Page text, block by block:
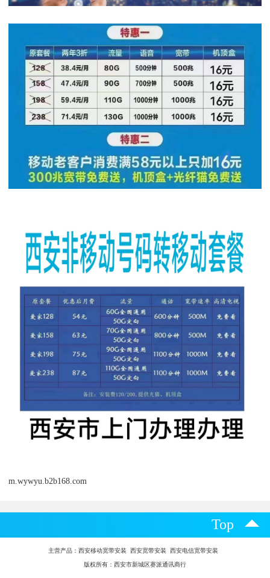
m.wywyu.b2b168.com
Top
主营产品： 西安移动宽带安装 西安宽带安装 西安电信宽带安装
版权所有：西安市新城区赛派通讯商行